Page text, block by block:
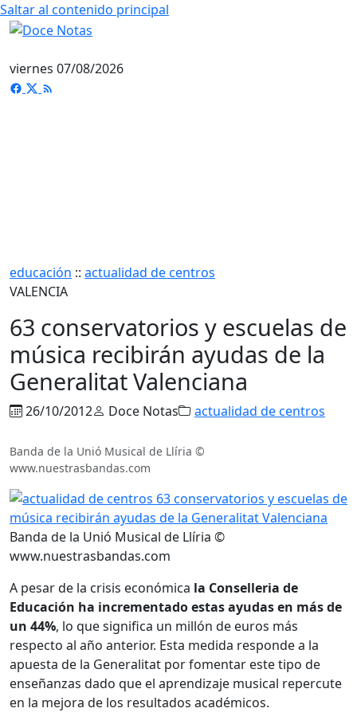
Saltar al contenido principal
viernes 07/08/2026
educación :: actualidad de centros
VALENCIA
63 conservatorios y escuelas de
música recibirán ayudas de la
Generalitat Valenciana
26/10/2012 Doce Notas actualidad de centros
Banda de la Unió Musical de Llíria ©
www.nuestrasbandas.com
Banda de la Unió Musical de Llíria ©
www.nuestrasbandas.com
A pesar de la crisis económica la Conselleria de
Educación ha incrementado estas ayudas en más de
un 44%, lo que significa un millón de euros más
respecto al año anterior. Esta medida responde a la
apuesta de la Generalitat por fomentar este tipo de
enseñanzas dado que el aprendizaje musical repercute
en la mejora de los resultados académicos.